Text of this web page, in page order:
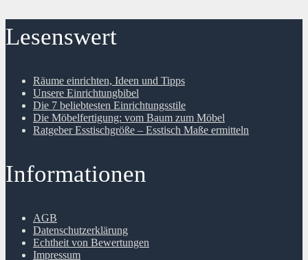
Lesenswert
Räume einrichten, Ideen und Tipps
Unsere Einrichtungbibel
Die 7 beliebtesten Einrichtungsstile
Die Möbelfertigung: vom Baum zum Möbel
Ratgeber Esstischgröße – Esstisch Maße ermitteln
Informationen
AGB
Datenschutzerklärung
Echtheit von Bewertungen
Impressum